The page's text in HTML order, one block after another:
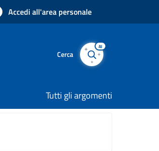
Accedi all'area personale
Cerca
AI
Tutti gli argomenti